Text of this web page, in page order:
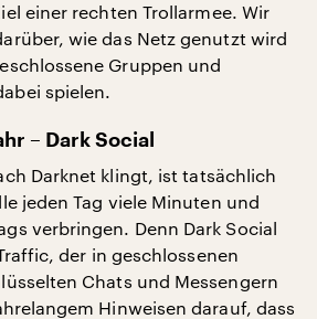
einer rechten Trollarmee. Wir
wie das Netz genutzt wird
Gruppen und
spielen.
– Dark Social
Darknet klingt, ist tatsächlich
jeden Tag viele Minuten und
verbringen. Denn Dark Social
der in geschlossenen
Chats und Messengern
Hinweisen darauf, dass